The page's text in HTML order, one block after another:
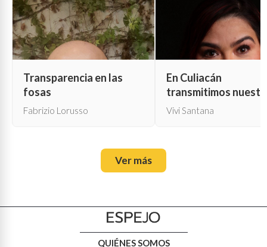
Transparencia en las
fosas
Fabrizio Lorusso
En Culiacán
transmitimos
propia muerte
Vivi Santana
Ver más
QUIÉNES SOMOS